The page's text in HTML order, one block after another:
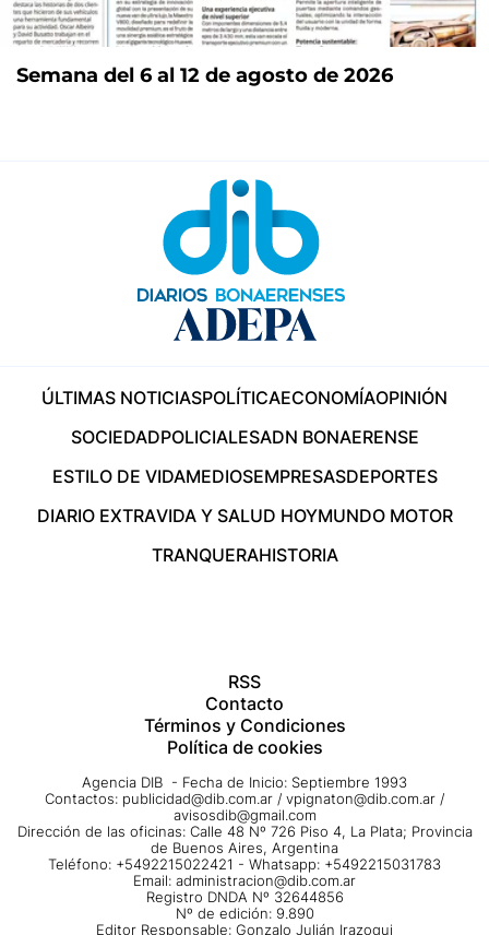
Semana del 6 al 12 de agosto de 2026
ÚLTIMAS NOTICIASPOLÍTICAECONOMÍAOPINIÓN
SOCIEDADPOLICIALESADN BONAERENSE
ESTILO DE VIDAMEDIOSEMPRESASDEPORTES
DIARIO EXTRAVIDA Y SALUD HOYMUNDO MOTOR
TRANQUERAHISTORIA
RSS
Contacto
Términos y Condiciones
Política de cookies
Agencia DIB - Fecha de Inicio: Septiembre 1993
Contactos: publicidad@dib.com.ar / vpignaton@dib.com.ar /
avisosdib@gmail.com
Dirección de las oficinas: Calle 48 Nº 726 Piso 4, La Plata; Provincia
de Buenos Aires, Argentina
Teléfono: +5492215022421 - Whatsapp: +5492215031783
Email: administracion@dib.com.ar
Registro DNDA Nº 32644856
Nº de edición: 9.890
Editor Responsable: Gonzalo Julián Irazoqui